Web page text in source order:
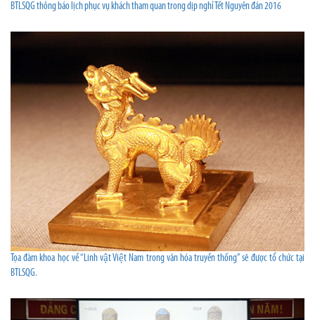
BTLSQG thông báo lịch phục vụ khách tham quan trong dịp nghỉ Tết Nguyên đán 2016
Tọa đàm khoa học về “Linh vật Việt Nam trong văn hóa truyền thống” sẽ được tổ chức tại
BTLSQG.